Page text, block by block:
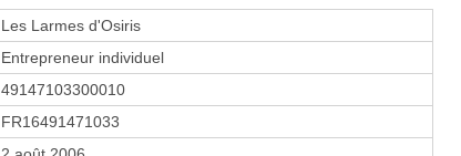
Les Larmes d'Osiris
Entrepreneur individuel
49147103300010
FR16491471033